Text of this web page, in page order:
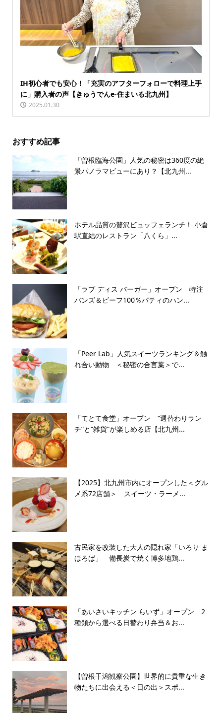
IH初心者でも安心！「充実のアフターフォローで料理上手
に」購入者の声【きゅうでんe-住まいる北九州】
2025.01.30
おすすめ記事
「曽根臨海公園」人気の秘密は360度の絶
景パノラマビューにあり？【北九州...
ホテル品質の贅沢ビュッフェランチ！ 小倉
駅直結のレストラン「八くら」...
「ラブ ディス バーガー」オープン 特注
バンズ＆ビーフ100％パティのハン...
「Peer Lab」人気スイーツランキング＆触
れ合い動物 ＜秘密の合言葉＞で...
「てとて食堂」オープン “週替わりラン
チ”と“雑貨”が楽しめる店【北九州...
【2025】北九州市内にオープンした＜グル
メ系72店舗＞ スイーツ・ラーメ...
古民家を改装した大人の隠れ家「いろり ま
ほろば」 備長炭で焼く博多地鶏...
「あいさいキッチン らいず」オープン 2
種類から選べる日替わり弁当＆お...
【曽根干潟観察公園】世界的に貴重な生き
物たちに出会える＜日の出＞スポ...